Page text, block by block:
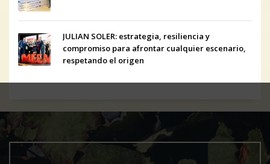
JULIAN SOLER: estrategia, resiliencia y
compromiso para afrontar cualquier escenario,
respetando el origen